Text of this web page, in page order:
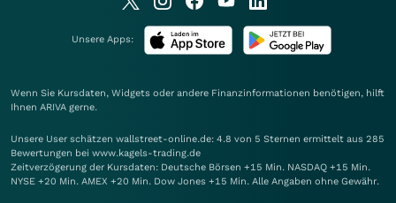
Unsere Apps:
Wenn Sie Kursdaten, Widgets oder andere Finanzinformationen benötigen, hilft
Ihnen ARIVA gerne.
Unsere User schätzen wallstreet-online.de: 4.8 von 5 Sternen ermittelt aus 285
Bewertungen bei www.kagels-trading.de
Zeitverzögerung der Kursdaten: Deutsche Börsen +15 Min. NASDAQ +15 Min.
NYSE +20 Min. AMEX +20 Min. Dow Jones +15 Min. Alle Angaben ohne Gewähr.